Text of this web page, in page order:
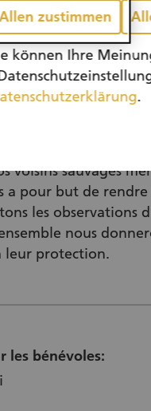
voisins sauvages
a pour but de
les observations
nous
leur protection.
les bénévoles:
zustimmen
können Ihre
.